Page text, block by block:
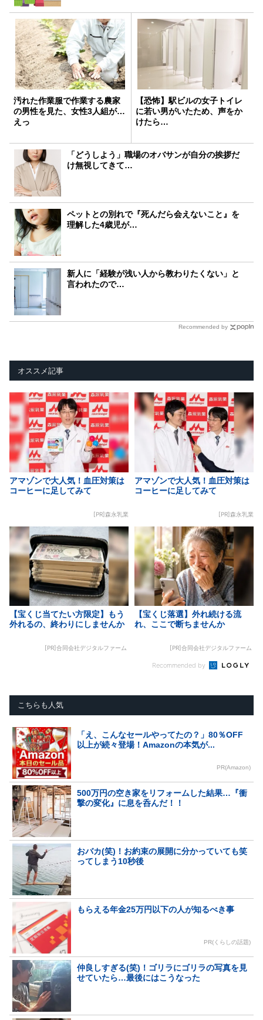
汚れた作業服で作業する農家
の男性を見た、女性3人組が…
えっ
【恐怖】駅ビルの女子トイレ
に若い男がいたため、声をか
けたら…
「どうしよう」職場のオバサンが自分の挨拶だ
け無視してきて…
ペットとの別れで『死んだら会えないこと』を
理解した4歳児が…
新人に「経験が浅い人から教わりたくない」と
言われたので…
Recommended by
オススメ記事
アマゾンで大人気！血圧対策は
コーヒーに足してみて
[PR]森永乳業
アマゾンで大人気！血圧対策は
コーヒーに足してみて
[PR]森永乳業
【宝くじ当てたい方限定】もう
外れるの、終わりにしませんか
[PR]合同会社デジタルファーム
【宝くじ落選】外れ続ける流
れ、ここで断ちませんか
[PR]合同会社デジタルファーム
Recommended by
こちらも人気
「え、こんなセールやってたの？」80％OFF
以上が続々登場！Amazonの本気が...
PR(Amazon)
500万円の空き家をリフォームした結果…『衝
撃の変化』に息を呑んだ！！
おバカ(笑)！お約束の展開に分かっていても笑
ってしまう10秒後
もらえる年金25万円以下の人が知るべき事
PR(くらしの話題)
仲良しすぎる(笑)！ゴリラにゴリラの写真を見
せていたら…最後にはこうなった